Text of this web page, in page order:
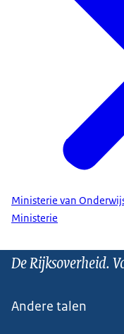
Ministerie van
Ministerie
De Rijksoverheid.
Andere talen